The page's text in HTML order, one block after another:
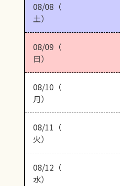
08/08（
土）
08/09（
日）
08/10（
月）
08/11（
火）
08/12（
水）